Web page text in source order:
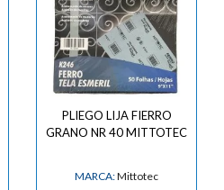
PLIEGO LIJA FIERRO
GRANO NR 40 MITTOTEC
MARCA:Mittotec